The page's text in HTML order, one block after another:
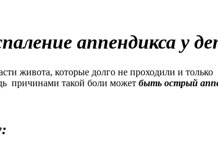
аппендикса у
живота, которые долго не проходили и
причинами такой боли может быть острый